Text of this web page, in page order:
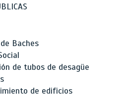
Baches
de tubos de desagüe
de edificios